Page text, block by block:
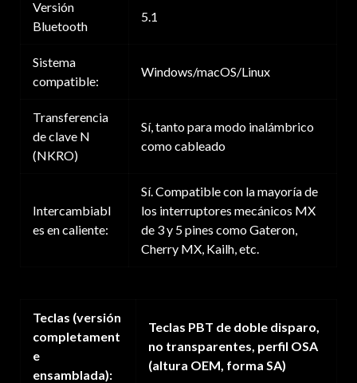
Versión
Bluetooth
5.1
Sistema
compatible:
Windows/macOS/Linux
Transferencia
de clave N
(NKRO)
Sí, tanto para modo inalámbrico
como cableado
Intercambiabl
es en caliente:
Sí. Compatible con la mayoría de
los interruptores mecánicos MX
de 3 y 5 pines como Gateron,
Cherry MX, Kailh, etc.
Teclas (versión
completament
e
ensamblada):
Teclas PBT de doble disparo,
no transparentes, perfil OSA
(altura OEM, forma SA)